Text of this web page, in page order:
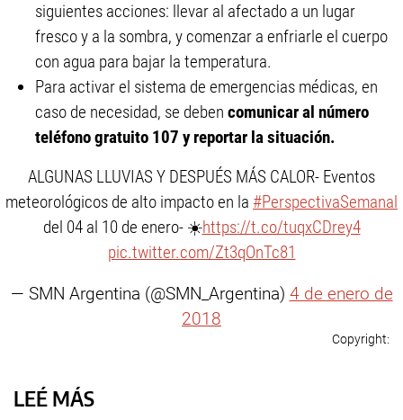
siguientes acciones: llevar al afectado a un lugar
fresco y a la sombra, y comenzar a enfriarle el cuerpo
con agua para bajar la temperatura.
Para activar el sistema de emergencias médicas, en
caso de necesidad, se deben comunicar al número
teléfono gratuito 107 y reportar la situación.
ALGUNAS LLUVIAS Y DESPUÉS MÁS CALOR- Eventos
meteorológicos de alto impacto en la #PerspectivaSemanal
del 04 al 10 de enero- ☀️https://t.co/tuqxCDrey4
pic.twitter.com/Zt3qOnTc81
— SMN Argentina (@SMN_Argentina) 4 de enero de
2018
LEÉ MÁS